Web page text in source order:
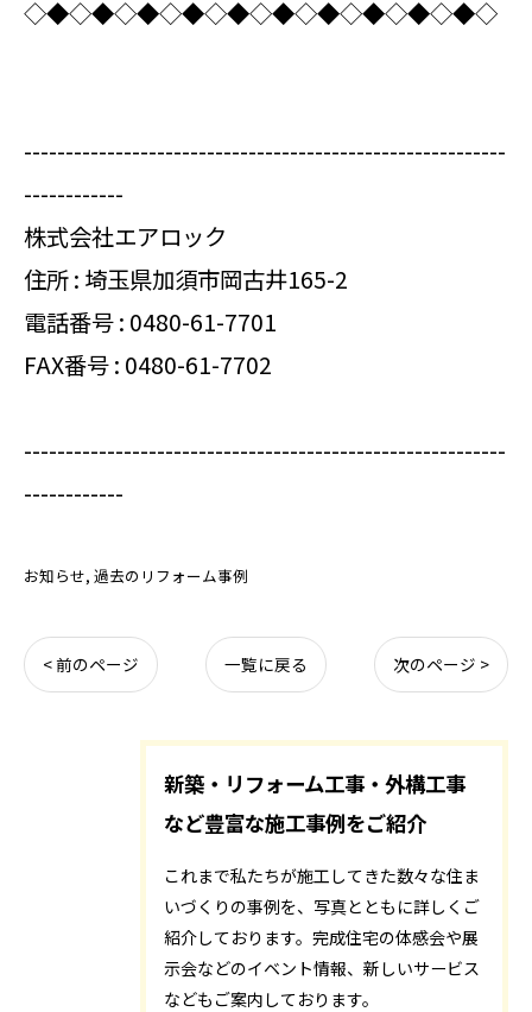
◇◆◇◆◇◆◇◆◇◆◇◆◇◆◇◆◇◆◇◆◇
----------------------------------------------------------
------------
株式会社エアロック
住所 : 埼玉県加須市岡古井165-2
電話番号 : 0480-61-7701
FAX番号 : 0480-61-7702
----------------------------------------------------------
------------
お知らせ 過去のリフォーム事例
< 前のページ 一覧に戻る 次のページ >
新築・リフォーム工事・外構工事
など豊富な施工事例をご紹介
これまで私たちが施工してきた数々な住ま
いづくりの事例を、写真とともに詳しくご
紹介しております。完成住宅の体感会や展
示会などのイベント情報、新しいサービス
などもご案内しております。